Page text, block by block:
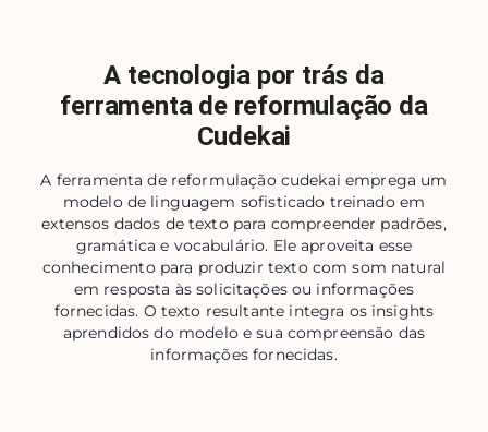
A tecnologia por trás da
ferramenta de reformulação da
Cudekai
A ferramenta de reformulação cudekai emprega um
modelo de linguagem sofisticado treinado em
extensos dados de texto para compreender padrões,
gramática e vocabulário. Ele aproveita esse
conhecimento para produzir texto com som natural
em resposta às solicitações ou informações
fornecidas. O texto resultante integra os insights
aprendidos do modelo e sua compreensão das
informações fornecidas.